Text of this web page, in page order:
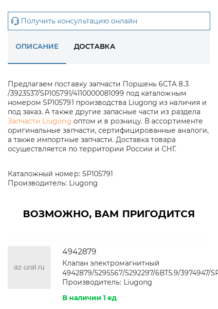
Получить консультацию онлайн
ОПИСАНИЕ ДОСТАВКА
Предлагаем поставку запчасти Поршень 6CTA 8.3
/3923537/SP105791/4110000081099 под каталожным
номером SP105791 производства Liugong из наличия и
под заказ. А также другие запасные части из раздела
Запчасти Liugong оптом и в розницу. В ассортименте
оригинальные запчасти, сертифицированные аналоги,
а также импортные запчасти. Доставка товара
осуществляется по территории России и СНГ.
Каталожный номер: SP105791
Производитель: Liugong
ВОЗМОЖНО, ВАМ ПРИГОДИТСЯ
4942879
Клапан электромагнитный
4942879/5295567/5292297/6ВТ5.9/3974947/
Производитель: Liugong
В наличии 1 ед